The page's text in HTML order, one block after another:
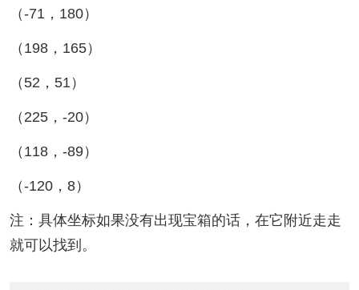
（-71，180）
（198，165）
（52，51）
（225，-20）
（118，-89）
（-120，8）
注：具体坐标如果没有出现宝箱的话，在它附近走走
就可以找到。